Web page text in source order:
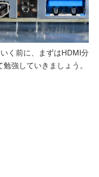
く前に、まずはHDMI分
強していきましょう。